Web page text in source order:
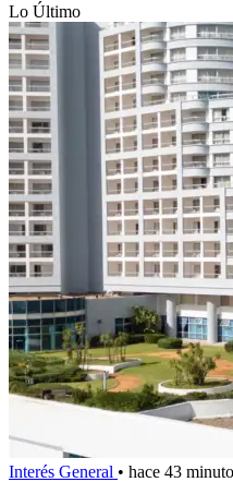
Lo Último
Interés General • hace 43